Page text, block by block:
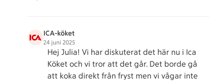
ICA-köket
24 juni 2025
Hej Julia! Vi har diskuterat det här nu i Ica
Köket och vi tror att det går. Det borde gå
att koka direkt från fryst men vi vågar inte